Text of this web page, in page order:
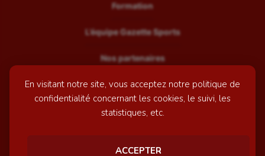
En visitant notre site, vous acceptez notre politique de
confidentialité concernant les cookies, le suivi, les
statistiques, etc.
ACCEPTER
Formation
L’équipe Gazette Sports
Nos partenaires
Recrutement
Mentions légales